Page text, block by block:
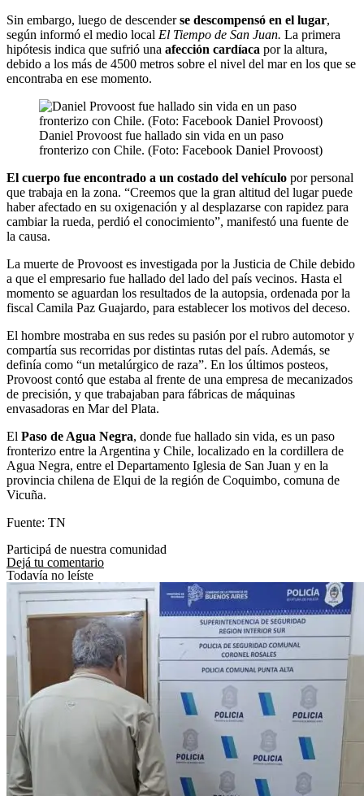
Sin embargo, luego de descenderse descompensó en el lugar,
según informó el medio local El Tiempo de San Juan. La primera
hipótesis indica que sufrió una afección cardíaca por la altura,
debido a los más de 4500 metros sobre el nivel del mar en los que se
encontraba en ese momento.
Daniel Provoost fue hallado sin vida en un paso
fronterizo con Chile. (Foto: Facebook Daniel Provoost)
El cuerpo fue encontrado a un costado del vehículo por personal
que trabaja en la zona. “Creemos que la gran altitud del lugar puede
haber afectado en su oxigenación y al desplazarse con rapidez para
cambiar la rueda, perdió el conocimiento”, manifestó una fuente de
la causa.
La muerte de Provoost es investigada por la Justicia de Chile debido
a que el empresario fue hallado del lado del país vecinos. Hasta el
momento se aguardan los resultados de la autopsia, ordenada por la
fiscal Camila Paz Guajardo, para establecer los motivos del deceso.
El hombre mostraba en sus redes su pasión por el rubro automotor y
compartía sus recorridas por distintas rutas del país. Además, se
definía como “un metalúrgico de raza”. En los últimos posteos,
Provoost contó que estaba al frente de una empresa de mecanizados
de precisión, y que trabajaban para fábricas de máquinas
envasadoras en Mar del Plata.
El Paso de Agua Negra, donde fue hallado sin vida, es un paso
fronterizo entre la Argentina y Chile, localizado en la cordillera de
Agua Negra, entre el Departamento Iglesia de San Juan y en la
provincia chilena de Elqui de la región de Coquimbo, comuna de
Vicuña.
Fuente: TN
Participá de nuestra comunidad
Dejá tu comentario
Todavía no leíste